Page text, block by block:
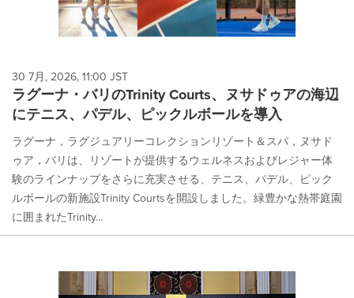
30 7月, 2026, 11:00 JST
ラグーナ・バリのTrinity Courts、ヌサドゥアの海辺
にテニス、パデル、ピックルボールを導入
ラグーナ，ラグジュアリーコレクションリゾート＆スパ，ヌサド
ゥア，バリは、リゾートが提供するウェルネスおよびレジャー体
験のラインナップをさらに充実させる、テニス、パデル、ピック
ルボールの新施設Trinity Courtsを開設しました。緑豊かな熱帯庭園
に囲まれたTrinity...